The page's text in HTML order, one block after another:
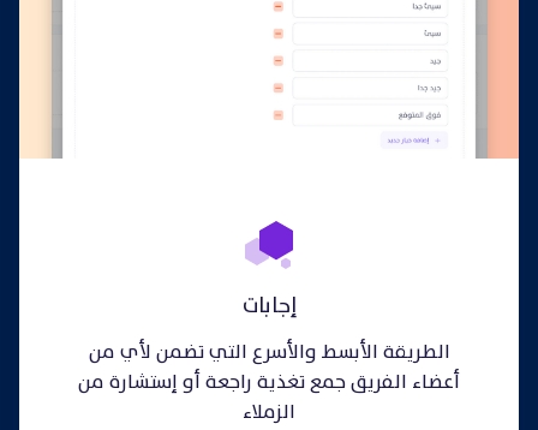
إجابات
الطريقة الأبسط والأسرع التي تضمن لأي من
أعضاء الفريق جمع تغذية راجعة أو إستشارة من
الزملاء